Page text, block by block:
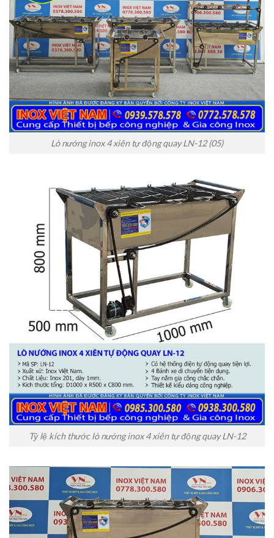
Lò nướng inox 4 xiên tự động quay LN-12 (05)
Tỷ lệ kích thước lò nướng inox 4 xiên tự động quay LN-12